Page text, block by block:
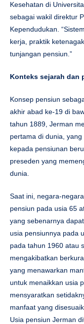
Kesehatan di
sebagai wakil direktur
Kependudukan.
kerja, praktik
tunjangan pensiun.”
Konteks sejarah dan
Konsep pensiun
akhir abad ke-19 di
tahun 1889, Jerman
pertama di dunia,
kepada pensiunan
preseden yang
dunia.
Saat ini, negara-
pensiun pada usia 65
yang sebenarnya
usia pensiunnya pada
pada tahun 1960 atau
mengakibatkan
yang menawarkan
untuk menaikkan usia
mensyaratkan
manfaat yang
Usia pensiun Jerman